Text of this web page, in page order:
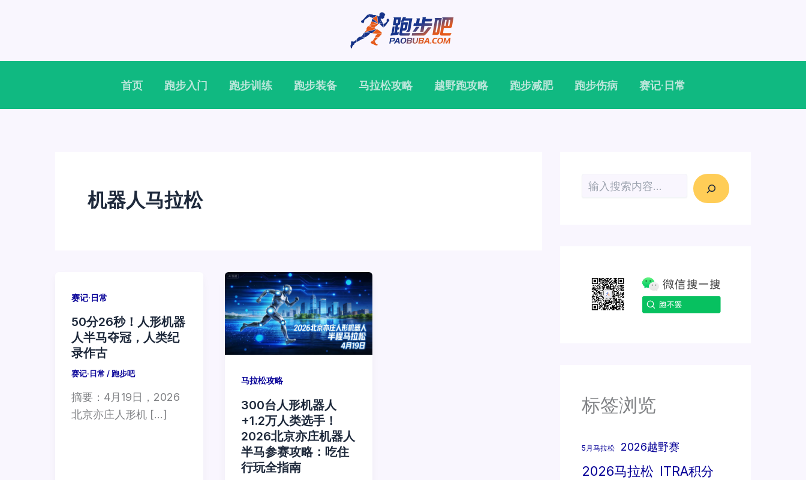
容
首页
跑步入门 跑步训练 跑步装备 马拉松攻略 越野跑攻略 跑步减肥 跑步伤病 赛记·日常
机器人马拉松
赛记·日常
50分26秒！人形机器
人半马夺冠，人类纪
录作古
赛记·日常 / 跑步吧
摘要：4月19日，2026
北京亦庄人形机 […]
马拉松攻略
300台人形机器人
+1.2万人类选手！
2026北京亦庄机器人
半马参赛攻略：吃住
行玩全指南
搜索
标签浏览
5月马拉松 2026越野赛
2026马拉松 ITRA积分